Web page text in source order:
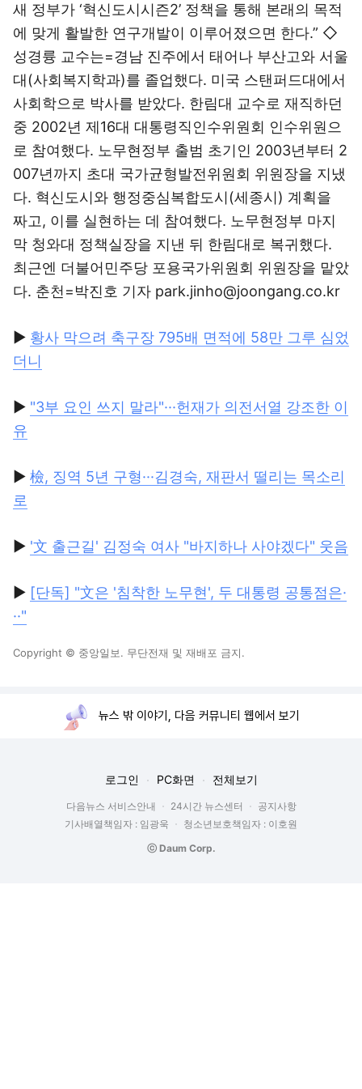
새 정부가 ‘혁신도시시즌2’ 정책을 통해 본래의 목적
에 맞게 활발한 연구개발이 이루어졌으면 한다.” ◇
성경륭 교수는=경남 진주에서 태어나 부산고와 서울
대(사회복지학과)를 졸업했다. 미국 스탠퍼드대에서
사회학으로 박사를 받았다. 한림대 교수로 재직하던
중 2002년 제16대 대통령직인수위원회 인수위원으
로 참여했다. 노무현정부 출범 초기인 2003년부터 2
007년까지 초대 국가균형발전위원회 위원장을 지냈
다. 혁신도시와 행정중심복합도시(세종시) 계획을
짜고, 이를 실현하는 데 참여했다. 노무현정부 마지
막 청와대 정책실장을 지낸 뒤 한림대로 복귀했다.
최근엔 더불어민주당 포용국가위원회 위원장을 맡았
다. 춘천=박진호 기자 park.jinho@joongang.co.kr
▶ 황사 막으려 축구장 795배 면적에 58만 그루 심었
더니
▶ "3부 요인 쓰지 말라"···헌재가 의전서열 강조한 이
유
▶ 檢, 징역 5년 구형···김경숙, 재판서 떨리는 목소리
로
▶ '文 출근길' 김정숙 여사 "바지하나 사야겠다" 웃음
▶ [단독] "文은 '침착한 노무현', 두 대통령 공통점은·
··"
Copyright © 중앙일보. 무단전재 및 재배포 금지.
뉴스 밖 이야기, 다음 커뮤니티 웹에서 보기
로그인 PC화면 전체보기
다음뉴스 서비스안내 24시간 뉴스센터
공지사항
기사배열책임자 : 임광욱
청소년보호책임자 : 이호원
ⓒ Daum Corp.